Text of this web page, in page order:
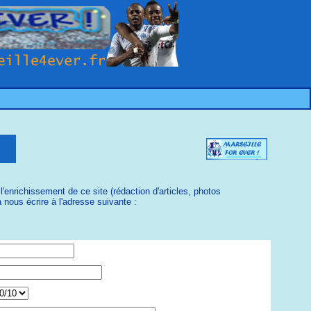
de ce site (rédaction d'articles, photos
écrire à l'adresse suivante :